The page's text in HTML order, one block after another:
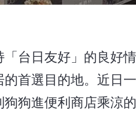
台日友好」的良好
首選目的地。近日
狗進便利商店乘涼